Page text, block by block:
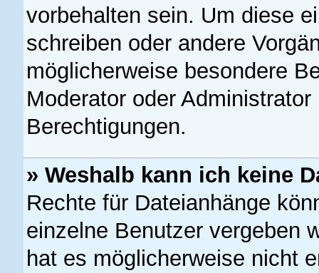
vorbehalten sein. Um diese
schreiben oder andere
möglicherweise besondere
Moderator oder
Berechtigungen.
» Weshalb kann ich keine
Rechte für Dateianhänge
einzelne Benutzer vergeben
hat es möglicherweise nicht